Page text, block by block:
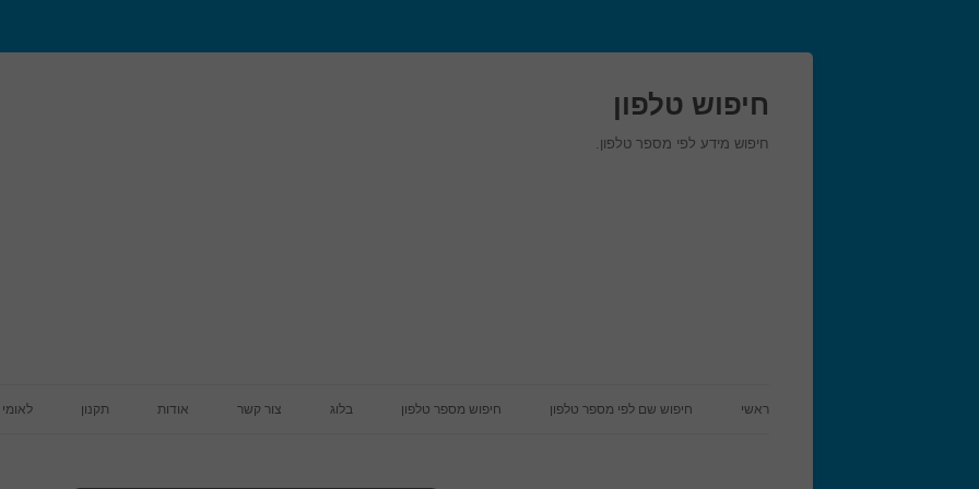
חיפוש טלפון
חיפוש מידע לפי מספר טלפון.
ראשי חיפוש שם לפי מספר טלפון חיפוש מספר טלפון בלוג צור קשר אודות תקנון